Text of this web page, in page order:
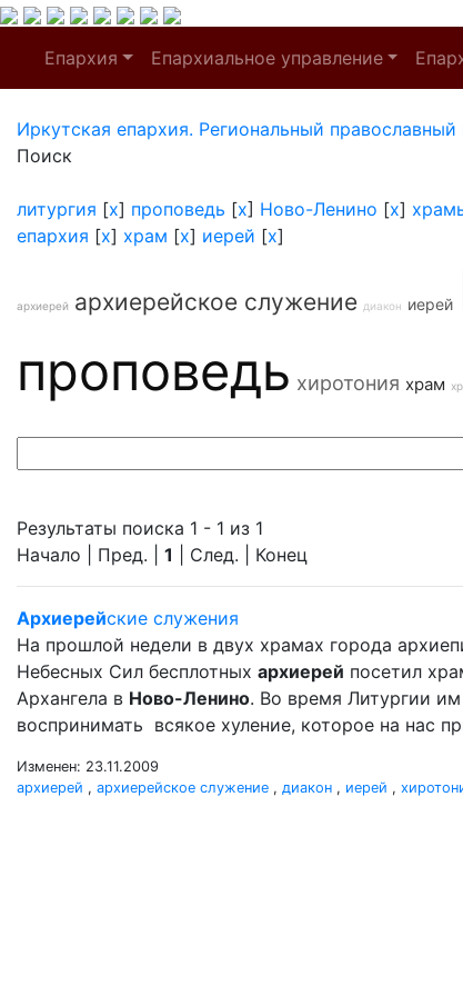
Епархия Епархиальное управление
Иркутская епархия. Региональный православный
Поиск
литургия [x] проповедь [x] Ново-Ленино [x]
епархия [x] храм [x] иерей [x]
архиерей архиерейское служение диакон иерей
проповедь хиротония храм
Результаты поиска 1 - 1 из 1
Начало | Пред. | 1 | След. | Конец
Архиерейские служения
На прошлой недели в двух храмах города
Небесных Сил бесплотных архиерей посетил
Архангела в Ново-Ленино. Во время Литургии
воспринимать всякое хуление, которое на нас
Изменен: 23.11.2009
архиерей , архиерейское служение , диакон , иерей ,